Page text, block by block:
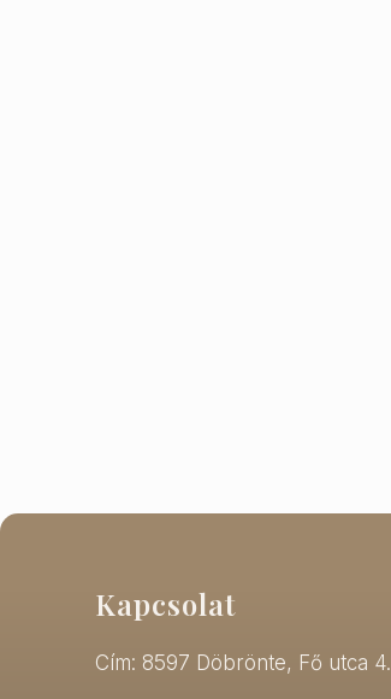
Kapcsolat
Cím: 8597 Döbrönte, Fő utca 4.